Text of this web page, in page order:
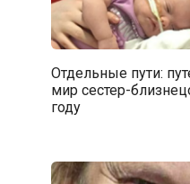
Отдельные пути:
мир сестер-
году